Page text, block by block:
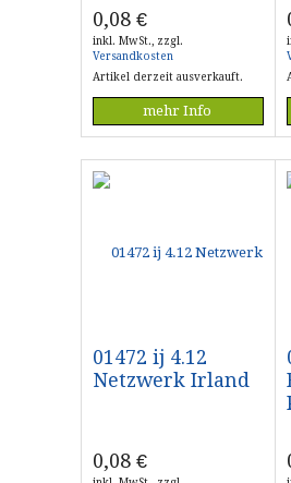
0,08 €
inkl. MwSt., zzgl.
Versandkosten
Artikel derzeit ausverkauft.
mehr Info
01472 ij 4.12
Netzwerk Irland
0,08 €